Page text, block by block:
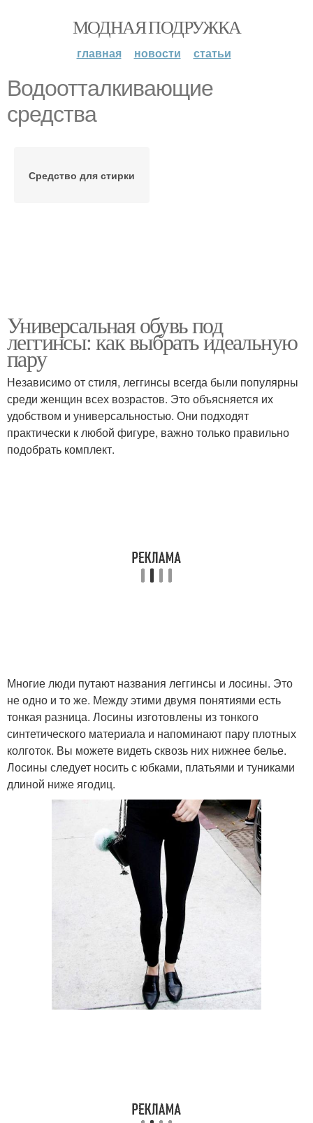
МОДНАЯ ПОДРУЖКА
главная новости статьи
Водоотталкивающие
средства
Средство для стирки
Универсальная обувь под
леггинсы: как выбрать идеальную
пару
Независимо от стиля, леггинсы всегда были популярны
среди женщин всех возрастов. Это объясняется их
удобством и универсальностью. Они подходят
практически к любой фигуре, важно только правильно
подобрать комплект.
Многие люди путают названия леггинсы и лосины. Это
не одно и то же. Между этими двумя понятиями есть
тонкая разница. Лосины изготовлены из тонкого
синтетического материала и напоминают пару плотных
колготок. Вы можете видеть сквозь них нижнее белье.
Лосины следует носить с юбками, платьями и туниками
длиной ниже ягодиц.